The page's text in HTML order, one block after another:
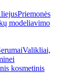
Priemonės
modeliavimo
Valikliai,
kosmetinis